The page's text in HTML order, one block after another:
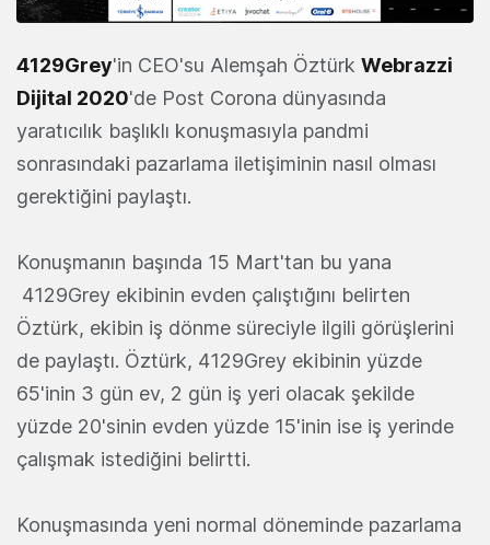
4129Grey'in CEO'su Alemşah Öztürk Webrazzi
Dijital 2020'de Post Corona dünyasında
yaratıcılık başlıklı konuşmasıyla pandmi
sonrasındaki pazarlama iletişiminin nasıl olması
gerektiğini paylaştı.
Konuşmanın başında 15 Mart'tan bu yana
4129Grey ekibinin evden çalıştığını belirten
Öztürk, ekibin iş dönme süreciyle ilgili görüşlerini
de paylaştı. Öztürk, 4129Grey ekibinin yüzde
65'inin 3 gün ev, 2 gün iş yeri olacak şekilde
yüzde 20'sinin evden yüzde 15'inin ise iş yerinde
çalışmak istediğini belirtti.
Konuşmasında yeni normal döneminde pazarlama